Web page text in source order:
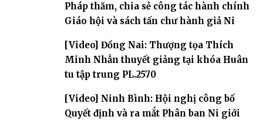
Pháp thăm, chia sẻ công tác hành chính
Giáo hội và sách tấn chư hành giả Ni
[Video] Đồng Nai: Thượng tọa Thích
Minh Nhẫn thuyết giảng tại khóa Huân
tu tập trung PL.2570
[Video] Ninh Bình: Hội nghị công bố
Quyết định và ra mắt Phân ban Ni giới